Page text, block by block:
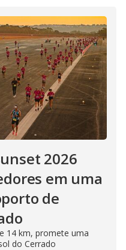
2026
em uma
de
14 km, promete uma
do Cerrado